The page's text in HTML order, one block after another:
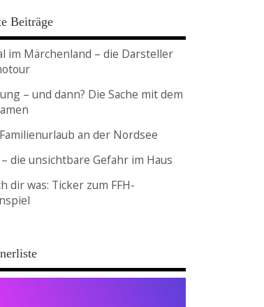
Beiträge
im Märchenland – die Darsteller
– und dann? Die Sache mit dem
an der Nordsee
– die unsichtbare Gefahr im Haus
dir was: Ticker zum FFH-